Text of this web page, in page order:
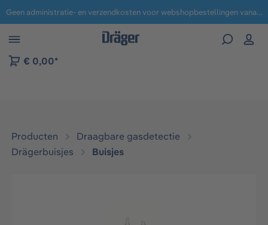
naar navigatie B2B-platform Geen administratie- en verzendkosten voor webshopbestellingen vanaf € 100,-.
€ 0,00*
Producten
Draagbare gasdetectie
Drägerbuisjes
Buisjes